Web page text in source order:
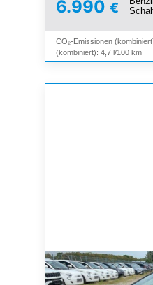
6.990 €
CO₂-Emissionen
(kombiniert): 4,7 l/100 km